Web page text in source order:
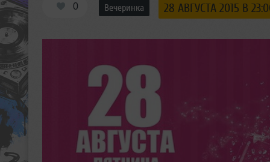
0 Вечеринка 28 АВГУСТА 2015 В